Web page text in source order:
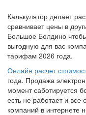
Калькулятор делает
сравнивает цены в
Большое Болдино
выгодную для вас
тарифам 2026 года.
Онлайн расчет
года. Продажа
момент саботируется
есть не работает и все
компаний в интернете